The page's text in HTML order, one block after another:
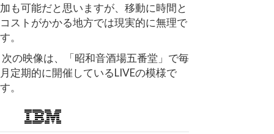
加も可能だと思いますが、移動に時間と
コストがかかる地方では現実的に無理で
す。
次の映像は、「昭和音酒場五番堂」で毎
月定期的に開催しているLIVEの模様で
す。